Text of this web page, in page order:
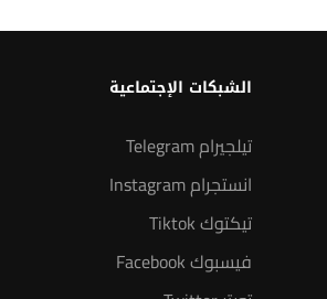
الشبكات الإجتماعية
تيلجيرام Telegram
انستجرام Instagram
تيكتوك Tiktok
فيسبوك Facebook